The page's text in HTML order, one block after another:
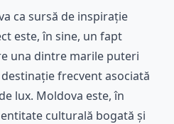
ca sursă de inspirație
este, în sine, un fapt
una dintre marile puteri
frecvent asociată
lux. Moldova este, în
culturală bogată și